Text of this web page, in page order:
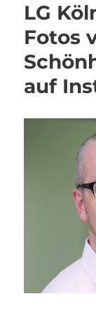
LG
Fotos
auf